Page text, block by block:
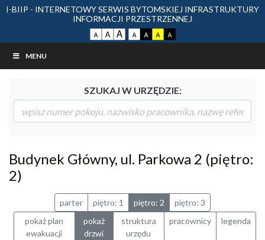
I-BIIP - INTERNETOWY SERWIS BYTOMSKIEJ INFRASTRUKTURY
INFORMACJI PRZESTRZENNEJ
MENU
SZUKAJ W URZĘDZIE:
Budynek Główny, ul. Parkowa 2 (piętro:
2)
parter piętro: 1 piętro: 2
piętro: 3
pokaż plan
ewakuacji
pokaż
drzwi
struktura
urzędu
pracownicy legenda